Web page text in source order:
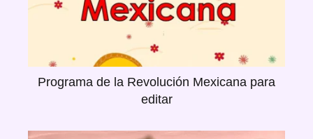
Programa de la Revolución Mexicana para
editar